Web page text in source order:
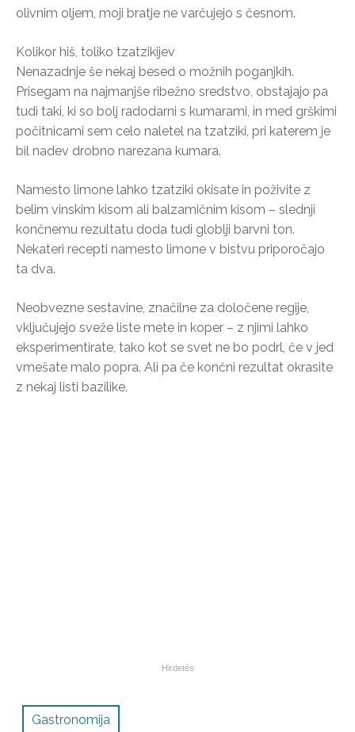
olivnim oljem, moji bratje ne varčujejo s česnom.
Kolikor hiš, toliko tzatzikijev
Nenazadnje še nekaj besed o možnih poganjkih.
Prisegam na najmanjše ribežno sredstvo, obstajajo pa
tudi taki, ki so bolj radodarni s kumarami, in med grškimi
počitnicami sem celo naletel na tzatziki, pri katerem je
bil nadev drobno narezana kumara.
Namesto limone lahko tzatziki okisate in poživite z
belim vinskim kisom ali balzamičnim kisom – slednji
končnemu rezultatu doda tudi globlji barvni ton.
Nekateri recepti namesto limone v bistvu priporočajo
ta dva.
Neobvezne sestavine, značilne za določene regije,
vključujejo sveže liste mete in koper – z njimi lahko
eksperimentirate, tako kot se svet ne bo podrl, če v jed
vmešate malo popra. Ali pa če končni rezultat okrasite
z nekaj listi bazilike.
Gastronomija